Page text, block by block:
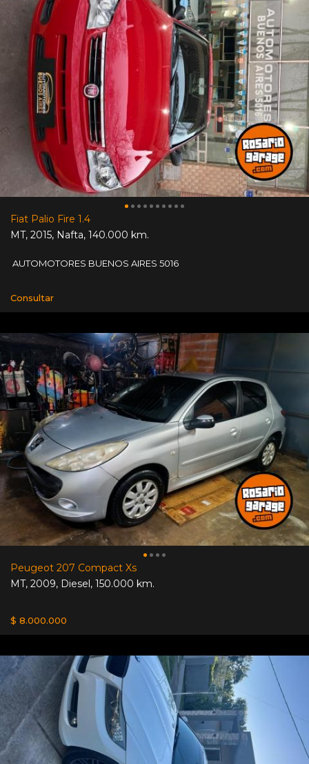
Fiat Palio Fire 1.4
MT, 2015, Nafta, 140.000 km.
AUTOMOTORES BUENOS AIRES 5016
Consultar
Peugeot 207 Compact Xs
MT, 2009, Diesel, 150.000 km.
$ 8.000.000